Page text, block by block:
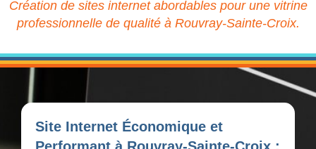
Création de sites internet abordables pour une vitrine
professionnelle de qualité à Rouvray-Sainte-Croix.
Site Internet Économique et